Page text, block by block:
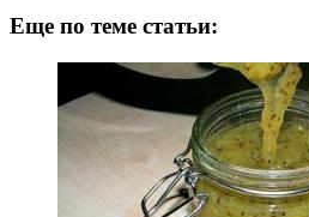
Еще по теме статьи: